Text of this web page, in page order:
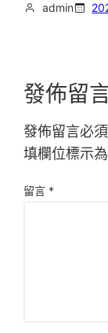
admin
發佈留
發佈留言必
填欄位標示為
留言 *